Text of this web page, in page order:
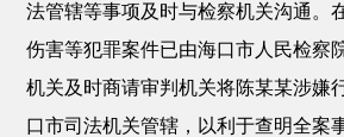
法管辖等事项及时与检察机关沟通。
伤害等犯罪案件已由海口市人民检察
机关及时商请审判机关将陈某某涉嫌
口市司法机关管辖，以利于查明全案